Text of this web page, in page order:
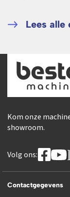
Lees alle
Kom onze
showroom.
Volg ons:
Contactgegevens